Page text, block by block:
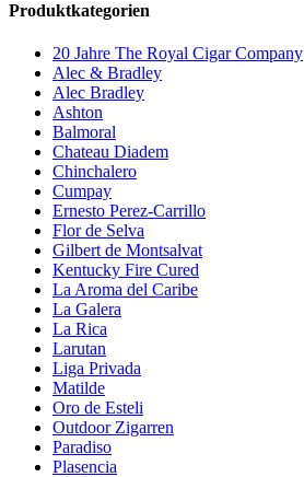
Produktkategorien
20 Jahre The Royal Cigar Company
Alec & Bradley
Alec Bradley
Ashton
Balmoral
Chateau Diadem
Chinchalero
Cumpay
Ernesto Perez-Carrillo
Flor de Selva
Gilbert de Montsalvat
Kentucky Fire Cured
La Aroma del Caribe
La Galera
La Rica
Larutan
Liga Privada
Matilde
Oro de Esteli
Outdoor Zigarren
Paradiso
Plasencia